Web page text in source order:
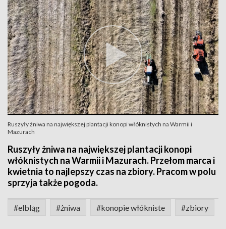
Ruszyły żniwa na największej plantacji konopi włóknistych na Warmii i
Mazurach
Ruszyły żniwa na największej plantacji konopi
włóknistych na Warmii i Mazurach. Przełom marca i
kwietnia to najlepszy czas na zbiory. Pracom w polu
sprzyja także pogoda.
#elbląg #żniwa #konopie włókniste #zbiory